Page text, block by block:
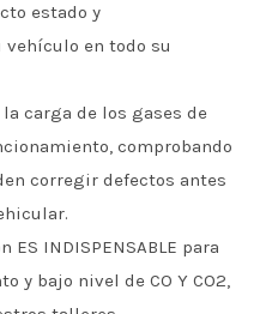
estado y
en todo su
carga de los gases de
comprobando
corregir defectos antes
INDISPENSABLE para
y bajo nivel de CO Y CO2,